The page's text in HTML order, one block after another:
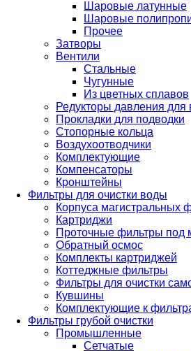
Шаровые латунные
Шаровые
Прочее
Затворы
Вентили
Стальные
Чугунные
Из цветных сплавов
Редукторы давления для
Прокладки для подводки
Стопорные кольца
Воздухоотводчики
Комплектующие
Компенсаторы
Кронштейны
Фильтры для очистки воды
Корпуса магистральных
Картриджи
Проточные фильтры под
Обратный осмос
Комплекты картриджей
Коттеджные фильтры
Фильтры для очистки
Кувшины
Комплектующие к
Фильтры грубой очистки
Промышленные
Сетчатые